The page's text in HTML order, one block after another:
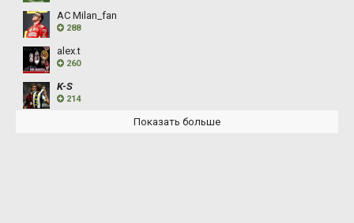
AC Milan_fan
288
alex.t
260
K-S
214
Показать больше